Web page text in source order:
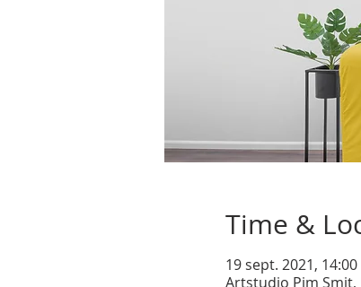
Time &
19 sept. 2021, 14:00
Artstudio Pim Smit,